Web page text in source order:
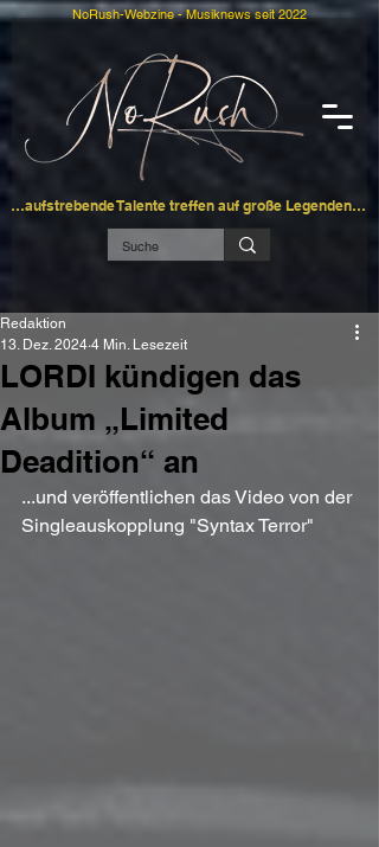
…aufstrebende Talente treffen auf große Legenden…
NoRush-Webzine - Musiknews seit 2022
LORDI kündigen das
Album „Limited
Deadition“ an
Redaktion
13. Dez. 2024 4 Min. Lesezeit
...und veröffentlichen das Video von der
Singleauskopplung "Syntax Terror"